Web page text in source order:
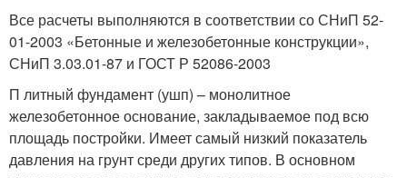
Все расчеты выполняются в соответствии со СНиП 52-
01-2003 «Бетонные и железобетонные конструкции»,
СНиП 3.03.01-87 и ГОСТ Р 52086-2003
П литный фундамент (ушп) – монолитное
железобетонное основание, закладываемое под всю
площадь постройки. Имеет самый низкий показатель
давления на грунт среди других типов. В основном